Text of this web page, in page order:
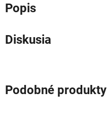
Popis
Diskusia
Podobné produkty